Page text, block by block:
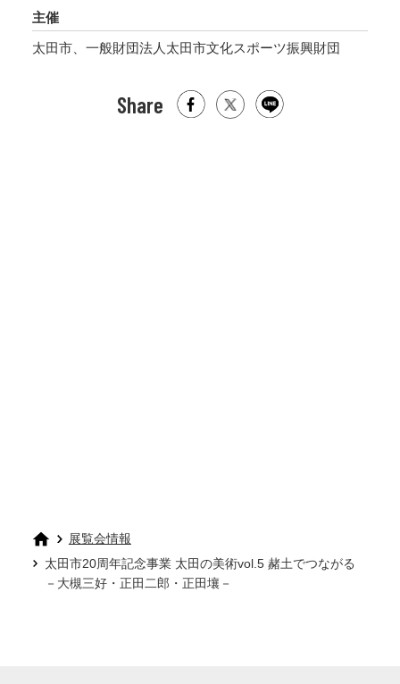
主催
太田市、一般財団法人太田市文化スポーツ振興財団
Share
展覧会情報
太田市20周年記念事業 太田の美術vol.5 赭土でつながる
－大槻三好・正田二郎・正田壤－